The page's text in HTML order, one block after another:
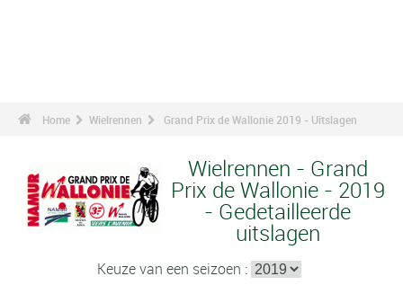
Home Wielrennen Grand Prix de Wallonie 2019 - Uitslagen
Wielrennen - Grand
Prix de Wallonie - 2019
- Gedetailleerde
uitslagen
Keuze van een seizoen :